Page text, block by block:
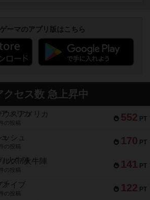
ーマのアプリ版はこちら
クセス数 急上昇中
552 PT
スアメリカ
の投稿
170 PT
シュ
の投稿
141 PT
ズ / 火牛陣
の投稿
122 PT
ァイブ
の投稿